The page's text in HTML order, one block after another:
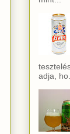
adja, ho...